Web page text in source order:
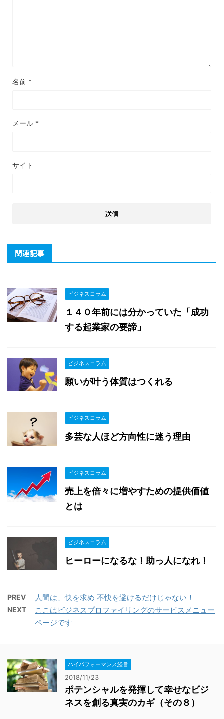
名前 *
メール *
サイト
関連記事
ビジネスコラム
１４０年前には分かっていた「成功
する起業家の要諦」
ビジネスコラム
願いが叶う体質はつくれる
ビジネスコラム
多芸な人ほど方向性に迷う理由
ビジネスコラム
売上を倍々に増やすための提供価値
とは
ビジネスコラム
ヒーローになるな！助っ人になれ！
PREV 人間は、快を求め 不快を避けるだけじゃない！
NEXT
ここはビジネスプロファイリングのサービスメニュー
ページです
ハイパフォーマンス経営
2018/11/23
ポテンシャルを発揮して幸せなビジ
ネスを創る真実のカギ（その８）